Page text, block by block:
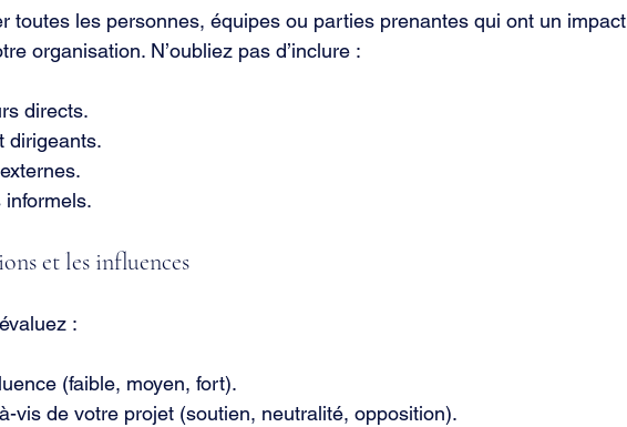
toutes les personnes, équipes ou parties prenantes qui ont un impact
organisation. N’oubliez pas d’inclure :
directs.
dirigeants.
et les influences
:
(faible, moyen, fort).
vis de votre projet (soutien, neutralité, opposition).